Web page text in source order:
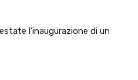
l’inaugurazione di un